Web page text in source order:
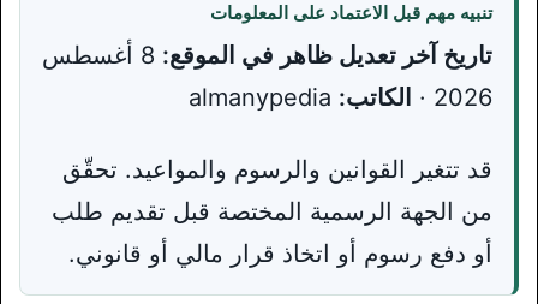
تنبيه مهم قبل الاعتماد على المعلومات
تاريخ آخر تعديل ظاهر في الموقع:
8 أغسطس
2026 ·
الكاتب:
قد تتغير القوانين والرسوم والمواعيد. تحقّق
من الجهة الرسمية المختصة قبل تقديم طلب
أو دفع رسوم أو اتخاذ قرار مالي أو قانوني.